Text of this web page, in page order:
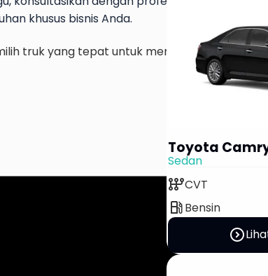
khusus bisnis Anda.
truk yang tepat untuk mendukung
Toyota
Sedan
auto_transmissionCVT
local_gas_stationBensin
expand_circle_right